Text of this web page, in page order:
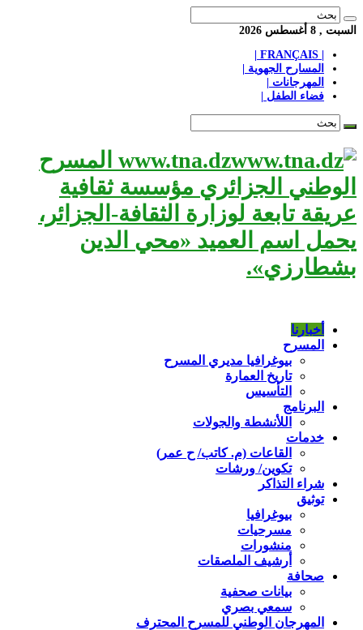
السبت , 8 أغسطس 2026
المسارح الجهوية |
المهرجانات |
فضاء الطفل |
www.tna.dz المسرح
الوطني الجزائري مؤسسة ثقافية
عريقة تابعة لوزارة الثقافة-الجزائر،
يحمل اسم العميد «محي الدين
بشطارزي».
أخبارنا
المسرح
بيوغرافيا مديري المسرح
تاريخ العمارة
التأسيس
البرنامج
اللأنشطة والجولات
خدمات
القاعات (م. كاتب/ ح عمر)
تكوين/ ورشات
شراء التذاكر
توثيق
بيوغرافيا
مسرحيات
منشورات
أرشيف الملصقات
صحافة
بيانات صحفية
سمعي بصري
المهرجان الوطني للمسرح المحترف